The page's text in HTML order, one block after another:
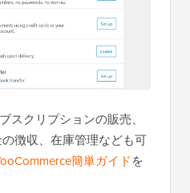
スクリプションの販売、
徴収、在庫管理なども可
簡単ガイドを